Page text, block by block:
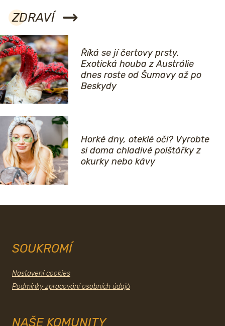
ZDRAVÍ
Říká se jí čertovy prsty.
Exotická houba z Austrálie
dnes roste od Šumavy až po
Beskydy
Horké dny, oteklé oči? Vyrobte
si doma chladivé polštářky z
okurky nebo kávy
SOUKROMÍ
Nastavení cookies
Podmínky zpracování osobních údajů
NAŠE KOMUNITY